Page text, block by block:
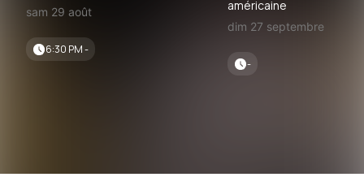
sam 29 août
6:30 PM -
américaine
dim 27 septembre
-